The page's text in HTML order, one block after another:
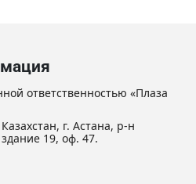
ответственностью «Плаза
г. Астана, р-н
19, оф. 47.